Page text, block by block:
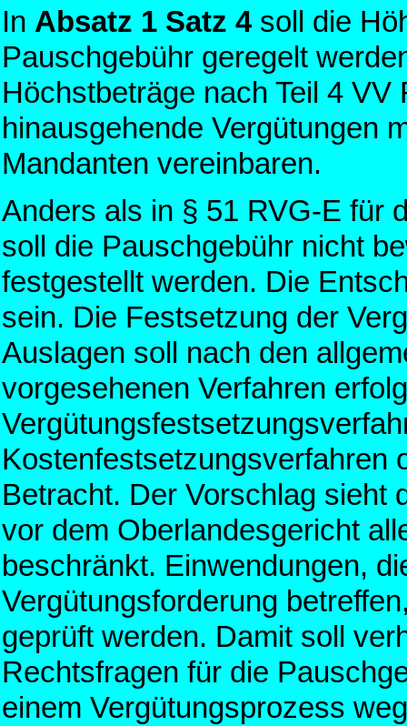
In Absatz 1 Satz 4soll die
Pauschgebühr geregelt
Höchstbeträge nach Teil 4
hinausgehende Vergütungen
Mandanten vereinbaren.
Anders als in § 51 RVG-E für
soll die Pauschgebühr nicht
festgestellt werden. Die
sein. Die Festsetzung der
Auslagen soll nach den
vorgesehenen Verfahren
Kostenfestsetzungsverfahren
Betracht. Der Vorschlag sieht
vor dem Oberlandesgericht
beschränkt. Einwendungen,
Vergütungsforderung
geprüft werden. Damit soll
Rechtsfragen für die
einem Vergütungsprozess